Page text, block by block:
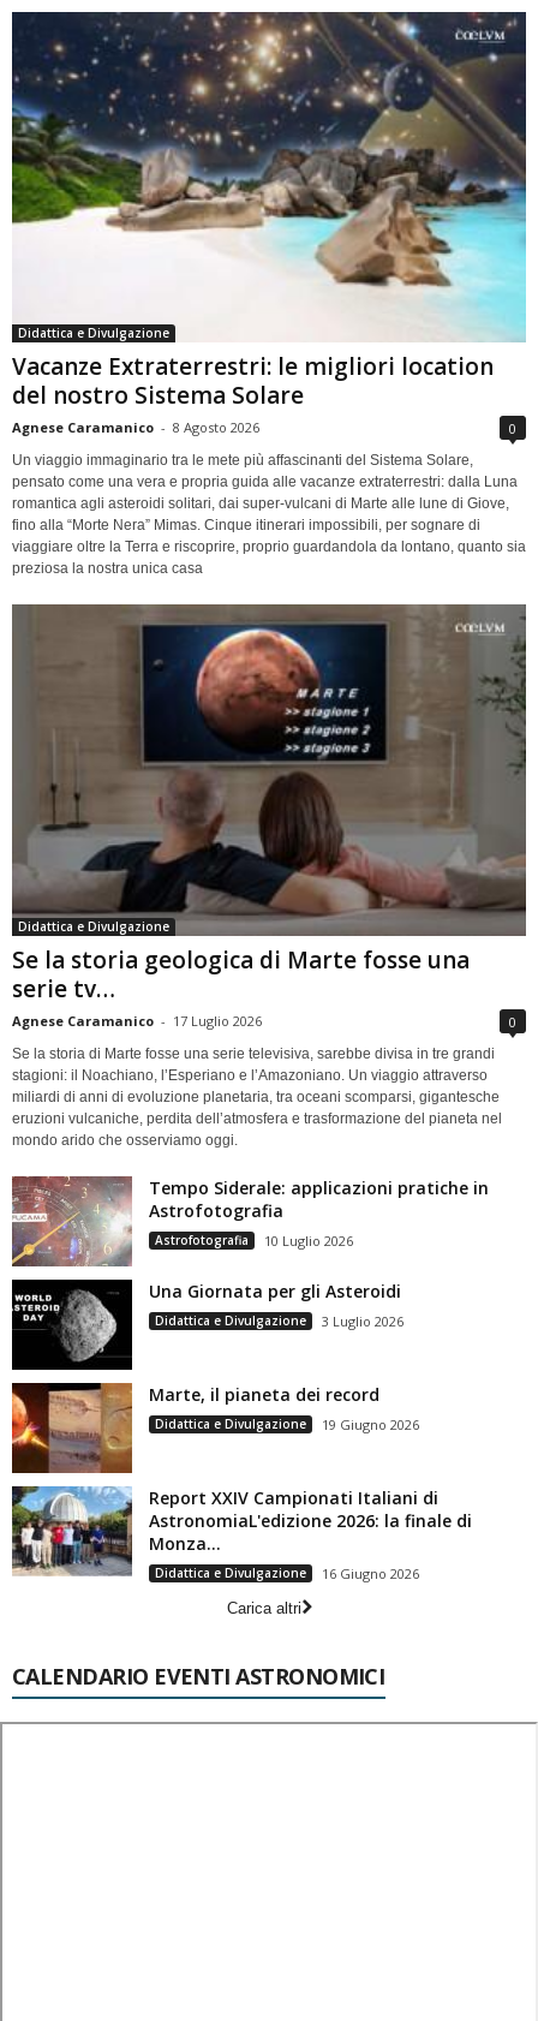
Didattica e Divulgazione
Vacanze Extraterrestri: le migliori location
del nostro Sistema Solare
Agnese Caramanico - 8 Agosto 2026 0
Un viaggio immaginario tra le mete più affascinanti del Sistema Solare,
pensato come una vera e propria guida alle vacanze extraterrestri: dalla Luna
romantica agli asteroidi solitari, dai super-vulcani di Marte alle lune di Giove,
fino alla “Morte Nera” Mimas. Cinque itinerari impossibili, per sognare di
viaggiare oltre la Terra e riscoprire, proprio guardandola da lontano, quanto sia
preziosa la nostra unica casa
Didattica e Divulgazione
Se la storia geologica di Marte fosse una
serie tv…
Agnese Caramanico - 17 Luglio 2026 0
Se la storia di Marte fosse una serie televisiva, sarebbe divisa in tre grandi
stagioni: il Noachiano, l’Esperiano e l’Amazoniano. Un viaggio attraverso
miliardi di anni di evoluzione planetaria, tra oceani scomparsi, gigantesche
eruzioni vulcaniche, perdita dell’atmosfera e trasformazione del pianeta nel
mondo arido che osserviamo oggi.
Tempo Siderale: applicazioni pratiche in
Astrofotografia
Astrofotografia 10 Luglio 2026
Una Giornata per gli Asteroidi
Didattica e Divulgazione 3 Luglio 2026
Marte, il pianeta dei record
Didattica e Divulgazione 19 Giugno 2026
Report XXIV Campionati Italiani di
AstronomiaL'edizione 2026: la finale di
Monza...
Didattica e Divulgazione
16 Giugno 2026
Carica altri
CALENDARIO EVENTI ASTRONOMICI